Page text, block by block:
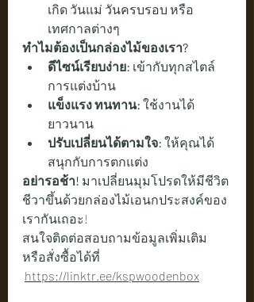
เกิด วันแม่ วันครบรอบ หรือ
เทศกาลต่างๆ
ทำไมต้องเป็นกล่องไม้ของเรา?
ดีไซน์เรียบง่าย: เข้ากับทุกสไตล์
การแต่งบ้าน
แข็งแรง ทนทาน: ใช้งานได้
ยาวนาน
ปรับเปลี่ยนได้ตามใจ: ให้คุณได้
สนุกกับการตกแต่ง
อย่ารอช้า! มาเปลี่ยนมุมโปรดให้มีชีวิต
ชีวาขึ้นด้วยกล่องไม้เอนกประสงค์ของ
เรากันเถอะ!
สนใจติดต่อสอบถามข้อมูลเพิ่มเติม
หรือสั่งซื้อได้ที่
https://linktr.ee/kspwoodenbox